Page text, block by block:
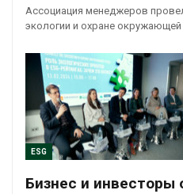
Ассоциация менеджеров
экологии и охране
ESG
Бизнес и